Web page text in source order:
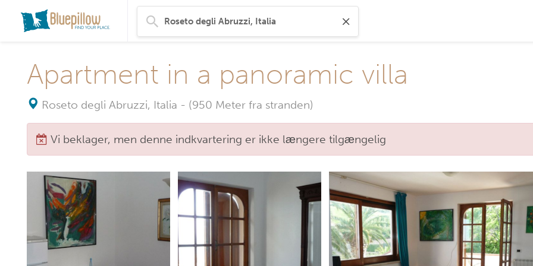
Apartment in a panoramic villa
Roseto degli Abruzzi, Italia - (950 Meter fra stranden)
Vi beklager, men denne indkvartering er ikke længere tilgængelig